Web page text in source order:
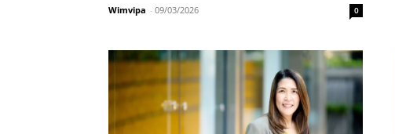
Wimvipa - 09/03/2026 0